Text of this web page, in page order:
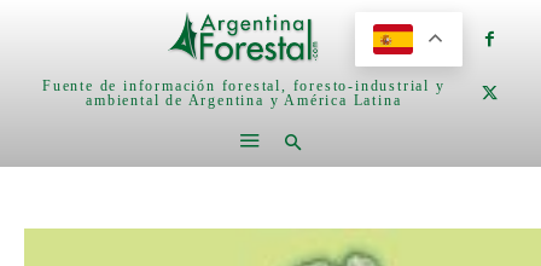
Fuente de información forestal, foresto-industrial y
ambiental de Argentina y América Latina